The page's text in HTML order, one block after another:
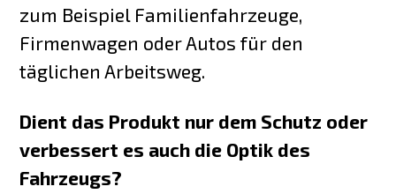
zum Beispiel Familienfahrzeuge,
Firmenwagen oder Autos für den
täglichen Arbeitsweg.
Dient das Produkt nur dem Schutz oder
verbessert es auch die Optik des
Fahrzeugs?